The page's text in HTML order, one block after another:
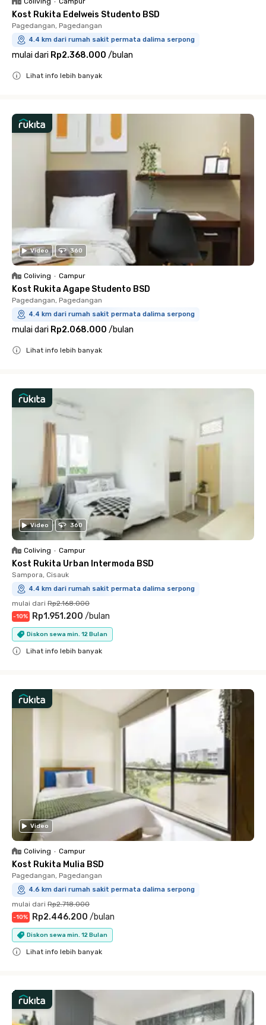
Kost Rukita Edelweis Studento BSD
Pagedangan, Pagedangan
4.4 km dari rumah sakit permata dalima serpong
mulai dari Rp2.368.000 /bulan
Lihat info lebih banyak
Video 360
Coliving • Campur
Kost Rukita Agape Studento BSD
Pagedangan, Pagedangan
4.4 km dari rumah sakit permata dalima serpong
mulai dari Rp2.068.000 /bulan
Lihat info lebih banyak
Video 360
Coliving • Campur
Kost Rukita Urban Intermoda BSD
Sampora, Cisauk
4.4 km dari rumah sakit permata dalima serpong
mulai dari Rp2.168.000
-10% Rp1.951.200 /bulan
Diskon sewa min. 12 Bulan
Lihat info lebih banyak
Video
Coliving • Campur
Kost Rukita Mulia BSD
Pagedangan, Pagedangan
4.6 km dari rumah sakit permata dalima serpong
mulai dari Rp2.718.000
-10% Rp2.446.200 /bulan
Diskon sewa min. 12 Bulan
Lihat info lebih banyak